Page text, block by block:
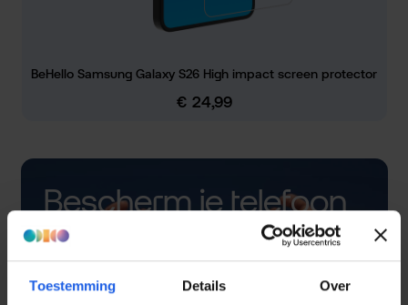
Toestemming Details Over
BeHello Samsung Galaxy S26 High impact screen protector
Normale prijs:
€ 24,99
Bescherm je telefoon
met een hoesje